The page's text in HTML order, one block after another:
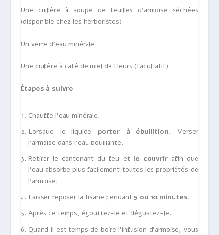
Une cuillère à soupe de feuilles d’armoise séchées
(disponible chez les herboristes)
Un verre d’eau minérale
Une cuillère à café de miel de fleurs (facultatif)
Étapes à suivre
Chauffe l’eau minérale.
Lorsque le liquide porter à ébullition. Verser
l’armoise dans l’eau bouillante.
Retirer le contenant du feu et le couvrirafin que
l’eau absorbe plus facilement toutes les propriétés de
l’armoise.
Laisser reposer la tisane pendant5 ou 10 minutes.
Après ce temps, égouttez-le et dégustez-le.
Quand il est temps de boire l’infusion d’armoise, vous